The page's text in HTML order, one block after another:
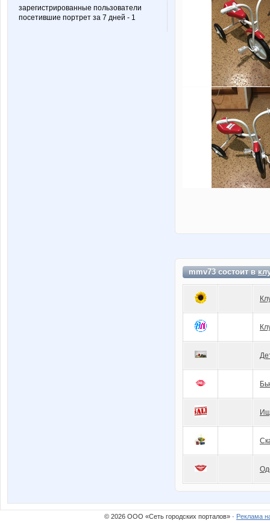
зарегистрированные пользователи
посетившие портрет за 7 дней - 1
mmv73 состоит в
© 2026 ООО «Сеть городских порталов» · Реклама